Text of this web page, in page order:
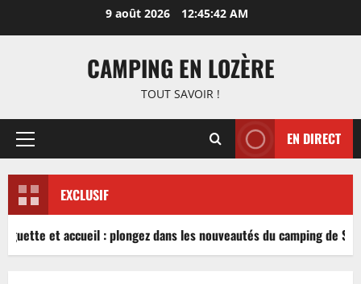
9 août 2026 12:45:43 AM
CAMPING EN LOZÈRE
TOUT SAVOIR !
Menu
EN DIRECT
EXCLUSIF
et accueil : plongez dans les nouveautés du camping de